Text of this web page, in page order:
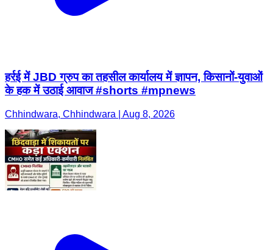
हर्रई में JBD ग्रुप का तहसील कार्यालय में ज्ञापन, किसानों-युवाओं
के हक में उठाई आवाज #shorts #mpnews
Chhindwara, Chhindwara | Aug 8, 2026